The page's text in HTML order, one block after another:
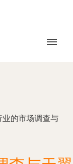
业的市场调查与